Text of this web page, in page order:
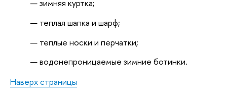
зимняя куртка;
теплая шапка и шарф;
теплые носки и перчатки;
водонепроницаемые зимние ботинки.
Наверх страницы